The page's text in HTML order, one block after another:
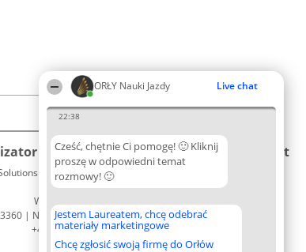
ORŁY Nauki Jazdy Live chat
22:38
Cześć, chętnie Ci pomogę! 🙂 Kliknij
proszę w odpowiedni temat
rozmowy! 🙂
Jestem Laureatem, chcę odebrać
materiały marketingowe
Chcę zgłosić swoją firmę do Orłów
plebiscytu
sp. z o. o. sp. k.
ul. Ruska 22
Wrocław 50-079
| NIP 8943132676
+48 508 492 400
Plebiscyt
Lista
Laureatów
Zasady
Regulamin
Kontakt